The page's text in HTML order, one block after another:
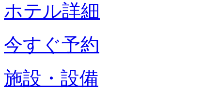
ホテル詳細
今すぐ予約
施設・設備